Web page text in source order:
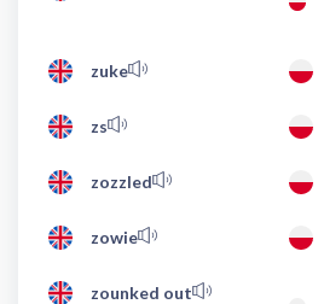
zuke
zs
zozzled
zowie
zounked out